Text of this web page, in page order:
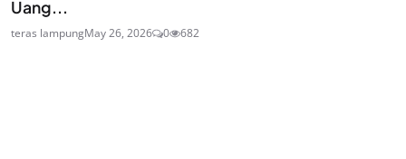
Uang...
teras lampungMay 26, 2026 0 682